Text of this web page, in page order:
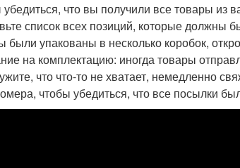
что вы получили все товары из
список всех позиций, которые должны
были упакованы в несколько коробок,
на комплектацию: иногда товары
что что-то не хватает, немедленно
чтобы убедиться, что все посылки